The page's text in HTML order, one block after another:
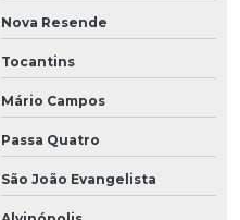
Nova Resende
Tocantins
Mário Campos
Passa Quatro
São João Evangelista